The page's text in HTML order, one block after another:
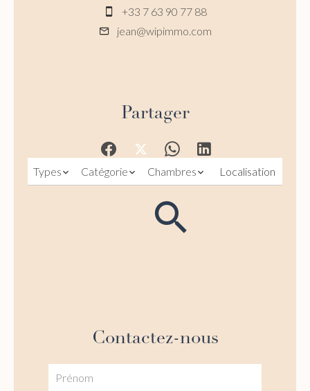
+33 7 63 90 77 88
jean@wipimmo.com
Partager
Types Catégorie Chambres Localisation
Contactez-nous